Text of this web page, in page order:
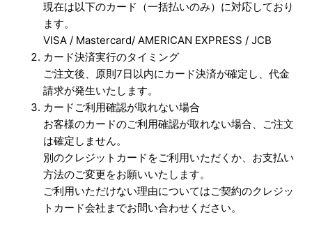
現在は以下のカード（一括払いのみ）に対応しており
ます。
VISA / Mastercard/ AMERICAN EXPRESS / JCB
カード決済実行のタイミング
ご注文後、原則7日以内にカード決済が確定し、代金
請求が発生いたします。
カードご利用確認が取れない場合
お客様のカードのご利用確認が取れない場合、ご注文
は確定しません。
別のクレジットカードをご利用いただくか、お支払い
方法のご変更をお願いいたします。
ご利用いただけない理由についてはご契約のクレジッ
トカード会社までお問い合わせください。